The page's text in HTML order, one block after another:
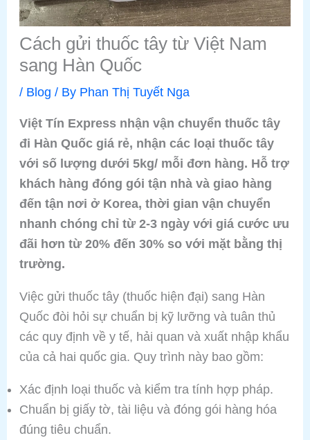
Cách gửi thuốc tây từ Việt Nam
sang Hàn Quốc
/ Blog / By Phan Thị Tuyết Nga
Việt Tín Express nhận vận chuyển thuốc tây
đi Hàn Quốc giá rẻ, nhận các loại thuốc tây
với số lượng dưới 5kg/ mỗi đơn hàng. Hỗ trợ
khách hàng đóng gói tận nhà và giao hàng
đến tận nơi ở Korea, thời gian vận chuyển
nhanh chóng chỉ từ 2-3 ngày với giá cước ưu
đãi hơn từ 20% đến 30% so với mặt bằng thị
trường.
Việc gửi thuốc tây (thuốc hiện đại) sang Hàn
Quốc đòi hỏi sự chuẩn bị kỹ lưỡng và tuân thủ
các quy định về y tế, hải quan và xuất nhập khẩu
của cả hai quốc gia. Quy trình này bao gồm:
Xác định loại thuốc và kiểm tra tính hợp pháp.
Chuẩn bị giấy tờ, tài liệu và đóng gói hàng hóa
đúng tiêu chuẩn.